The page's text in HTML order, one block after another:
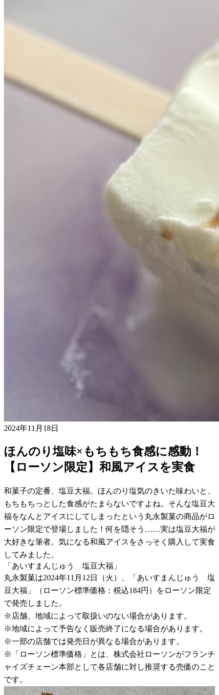
2024年11月18日
ほんのり塩味×もちもち食感に感動！
【ローソン限定】和風アイスを実食
和菓子の定番、塩豆大福。ほんのり塩気のきいた味わいと、
もちもちっとした食感がたまらないですよね。そんな塩豆大
福をなんとアイスにしてしまったという丸永製菓の商品がロ
ーソン限定で登場しました！何を隠そう……実は塩豆大福が
大好きな筆者。気になる和風アイスをさっそく購入して実食
してみました。
「あいすまんじゅう 塩豆大福」
丸永製菓は2024年11月12日（火）、「あいすまんじゅう 塩
豆大福」（ローソン標準価格：税込184円）をローソン限定
で発売しました。
※店舗、地域によって取扱いのない場合があります。
※地域によって予告なく販売終了になる場合があります。
※一部の店舗では発売日が異なる場合があります。
※「ローソン標準価格」とは、株式会社ローソンがフランチ
ャイズチェーン本部として各店舗に対し推奨する売価のこと
です。